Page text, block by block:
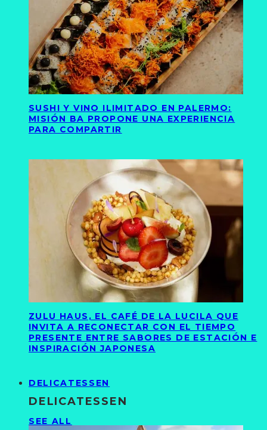
SUSHI Y VINO ILIMITADO EN PALERMO:
MISIÓN BA PROPONE UNA EXPERIENCIA
PARA COMPARTIR
ZULU HAUS, EL CAFÉ DE LA LUCILA QUE
INVITA A RECONECTAR CON EL TIEMPO
PRESENTE ENTRE SABORES DE ESTACIÓN E
INSPIRACIÓN JAPONESA
DELICATESSEN
DELICATESSEN
SEE ALL